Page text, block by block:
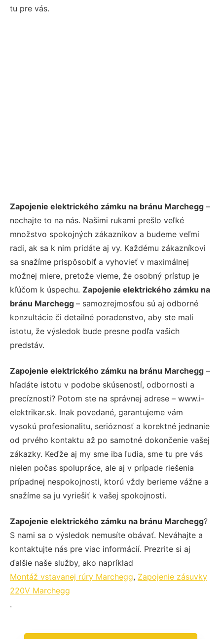
tu pre vás.
Zapojenie elektrického zámku na bránu Marchegg –
nechajte to na nás. Našimi rukami prešlo veľké
množstvo spokojných zákazníkov a budeme veľmi
radi, ak sa k nim pridáte aj vy. Každému zákazníkovi
sa snažíme prispôsobiť a vyhovieť v maximálnej
možnej miere, pretože vieme, že osobný prístup je
kľúčom k úspechu. Zapojenie elektrického zámku na
bránu Marchegg – samozrejmosťou sú aj odborné
konzultácie či detailné poradenstvo, aby ste mali
istotu, že výsledok bude presne podľa vašich
predstáv.
Zapojenie elektrického zámku na bránu Marchegg –
hľadáte istotu v podobe skúseností, odbornosti a
precíznosti? Potom ste na správnej adrese – www.i-
elektrikar.sk. Inak povedané, garantujeme vám
vysokú profesionalitu, serióznosť a korektné jednanie
od prvého kontaktu až po samotné dokončenie vašej
zákazky. Keďže aj my sme iba ľudia, sme tu pre vás
nielen počas spolupráce, ale aj v prípade riešenia
prípadnej nespokojnosti, ktorú vždy berieme vážne a
snažíme sa ju vyriešiť k vašej spokojnosti.
Zapojenie elektrického zámku na bránu Marchegg?
S nami sa o výsledok nemusíte obávať. Neváhajte a
kontaktujte nás pre viac informácií. Prezrite si aj
ďalšie naše služby, ako napríklad
Montáž vstavanej rúry Marchegg, Zapojenie zásuvky
220V Marchegg
.